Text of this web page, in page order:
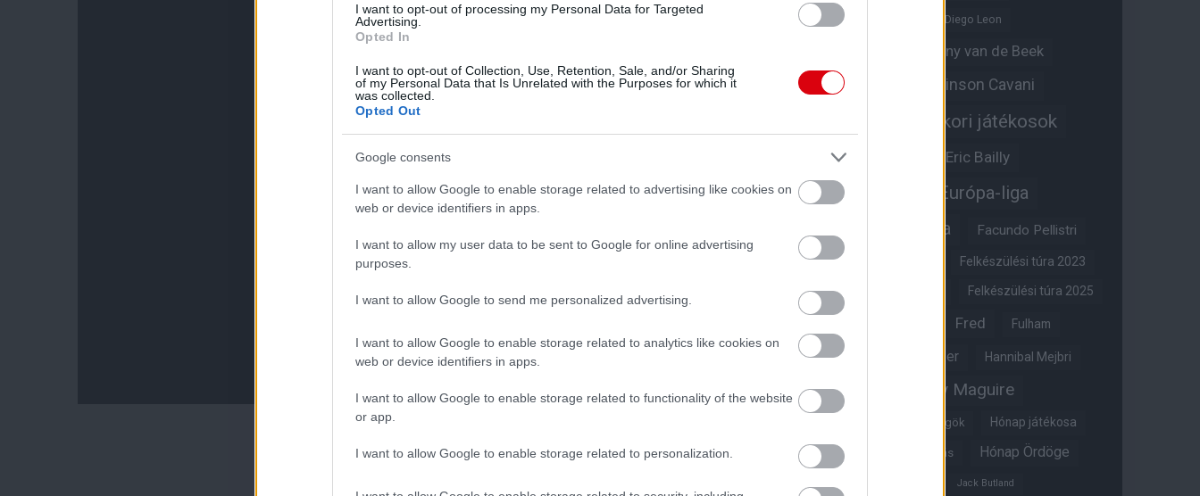
I want to opt-out of processing my Personal Data for Targeted
Advertising.
Opted In
I want to opt-out of Collection, Use, Retention, Sale, and/or Sharing
of my Personal Data that Is Unrelated with the Purposes for which it
was collected.
Opted Out
Google consents
I want to allow Google to enable storage related to advertising like cookies on
web or device identifiers in apps.
I want to allow my user data to be sent to Google for online advertising
purposes.
I want to allow Google to send me personalized advertising.
I want to allow Google to enable storage related to analytics like cookies on
web or device identifiers in apps.
I want to allow Google to enable storage related to functionality of the website
or app.
I want to allow Google to enable storage related to personalization.
Dean Henderson Diego Leon
Donny van de Beek
Ed Woodward
Edinson Cavani
Egykori játékosok
Érdekességek Eric Bailly
Erik ten Hag Európa-liga
FA-kupa Facundo Pellistri
Felkészülési túra 2022 Felkészülési túra 2023
Felkészülési túra 2024 Felkészülési túra 2025
Fred Fulham
Gary Neville Glazer Hannibal Mejbri
Harry Amass Harry Maguire
Híres magyar Vörös Ördögök Hónap játékosa
Hónap legjobbja szavazás Hónap Ördöge
Jack Butland